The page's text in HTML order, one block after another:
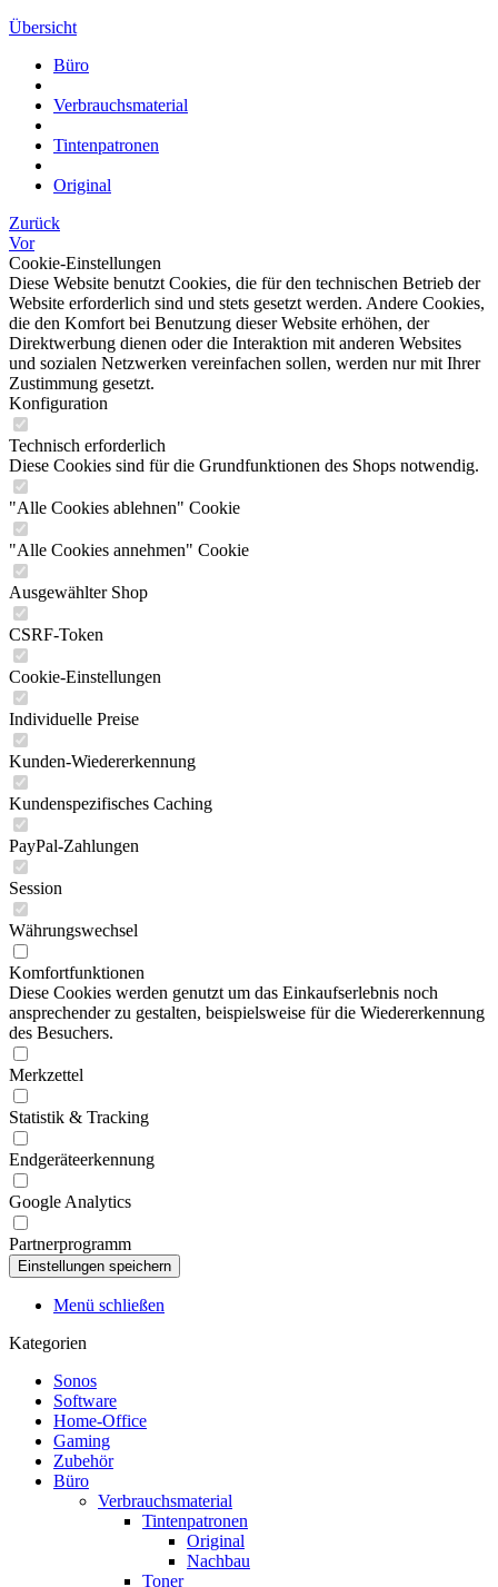
Übersicht
Büro
Verbrauchsmaterial
Tintenpatronen
Original
Zurück
Vor
Cookie-Einstellungen
Diese Website benutzt Cookies, die für den technischen Betrieb der
Website erforderlich sind und stets gesetzt werden. Andere Cookies,
die den Komfort bei Benutzung dieser Website erhöhen, der
Direktwerbung dienen oder die Interaktion mit anderen Websites
und sozialen Netzwerken vereinfachen sollen, werden nur mit Ihrer
Zustimmung gesetzt.
Konfiguration
Technisch erforderlich
Diese Cookies sind für die Grundfunktionen des Shops notwendig.
"Alle Cookies ablehnen" Cookie
"Alle Cookies annehmen" Cookie
Ausgewählter Shop
CSRF-Token
Cookie-Einstellungen
Individuelle Preise
Kunden-Wiedererkennung
Kundenspezifisches Caching
PayPal-Zahlungen
Session
Währungswechsel
Komfortfunktionen
Diese Cookies werden genutzt um das Einkaufserlebnis noch
ansprechender zu gestalten, beispielsweise für die Wiedererkennung
des Besuchers.
Merkzettel
Statistik & Tracking
Endgeräteerkennung
Google Analytics
Partnerprogramm
Menü schließen
Kategorien
Sonos
Software
Home-Office
Gaming
Zubehör
Büro
Verbrauchsmaterial
Tintenpatronen
Original
Nachbau
Toner